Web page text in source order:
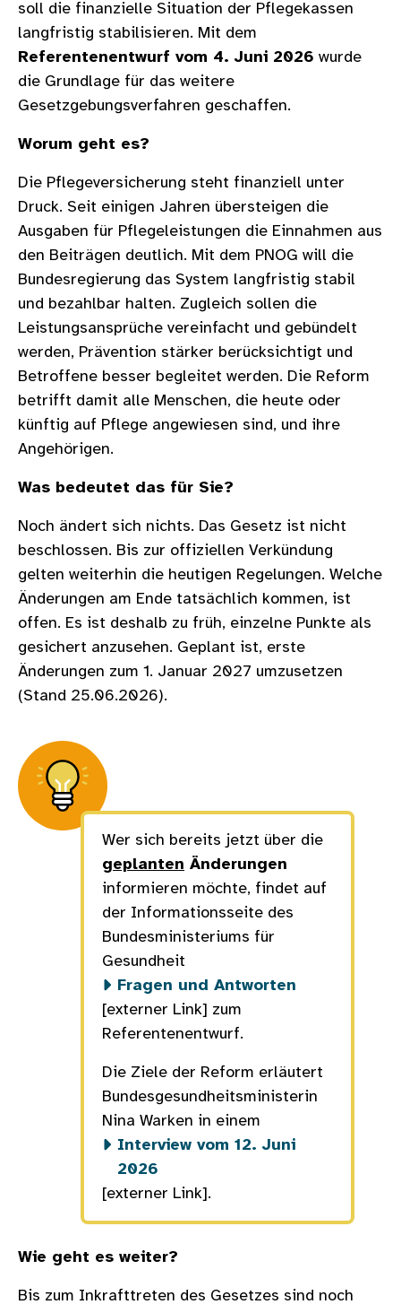
soll die finanzielle Situation der Pflegekassen
langfristig stabilisieren. Mit dem
Referentenentwurf vom 4. Juni 2026 wurde
die Grundlage für das weitere
Gesetzgebungsverfahren geschaffen.
Worum geht es?
Die Pflegeversicherung steht finanziell unter
Druck. Seit einigen Jahren übersteigen die
Ausgaben für Pflegeleistungen die Einnahmen aus
den Beiträgen deutlich. Mit dem PNOG will die
Bundesregierung das System langfristig stabil
und bezahlbar halten. Zugleich sollen die
Leistungsansprüche vereinfacht und gebündelt
werden, Prävention stärker berücksichtigt und
Betroffene besser begleitet werden. Die Reform
betrifft damit alle Menschen, die heute oder
künftig auf Pflege angewiesen sind, und ihre
Angehörigen.
Was bedeutet das für Sie?
Noch ändert sich nichts. Das Gesetz ist nicht
beschlossen. Bis zur offiziellen Verkündung
gelten weiterhin die heutigen Regelungen. Welche
Änderungen am Ende tatsächlich kommen, ist
offen. Es ist deshalb zu früh, einzelne Punkte als
gesichert anzusehen. Geplant ist, erste
Änderungen zum 1. Januar 2027 umzusetzen
(Stand 25.06.2026).
Wer sich bereits jetzt über die
geplanten Änderungen
informieren möchte, findet auf
der Informationsseite des
Bundesministeriums für
Gesundheit
Fragen und Antworten
[externer Link] zum
Referentenentwurf.
Die Ziele der Reform erläutert
Bundesgesundheitsministerin
Nina Warken in einem
Interview vom 12. Juni
2026
[externer Link].
Wie geht es weiter?
Bis zum Inkrafttreten des Gesetzes sind noch